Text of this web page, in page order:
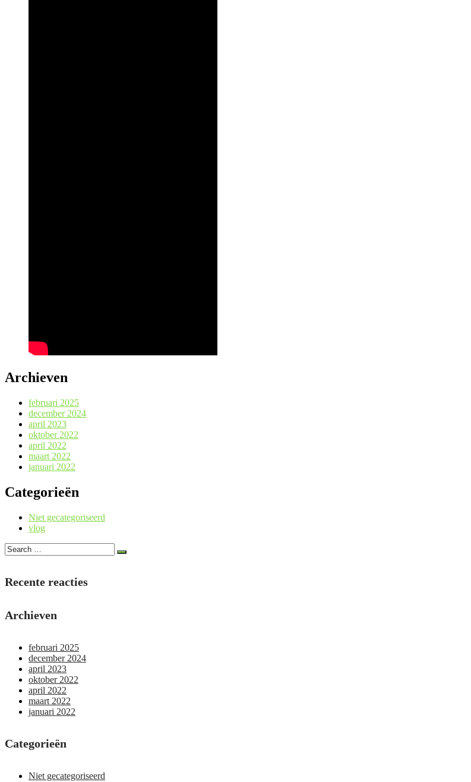
Archieven
februari 2025
december 2024
april 2023
oktober 2022
april 2022
maart 2022
januari 2022
Categorieën
Niet gecategoriseerd
vlog
Recente reacties
Archieven
februari 2025
december 2024
april 2023
oktober 2022
april 2022
maart 2022
januari 2022
Categorieën
Niet gecategoriseerd